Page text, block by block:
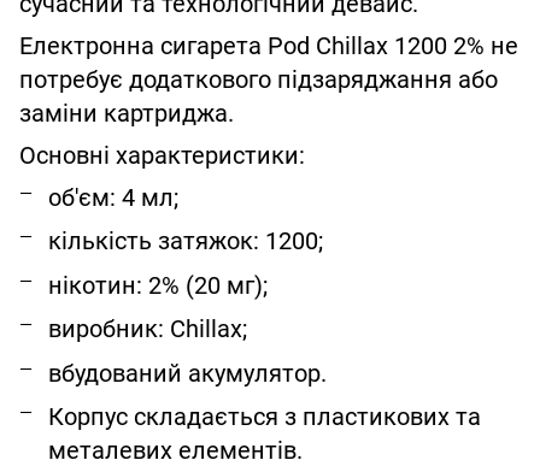
Електронна сигарета Pod Chillax 1200 2% не
потребує додаткового підзаряджання або
заміни картриджа.
Основні характеристики:
об'єм: 4 мл;
кількість затяжок: 1200;
нікотин: 2% (20 мг);
виробник: Chillax;
вбудований акумулятор.
Корпус складається з пластикових та
металевих елементів.